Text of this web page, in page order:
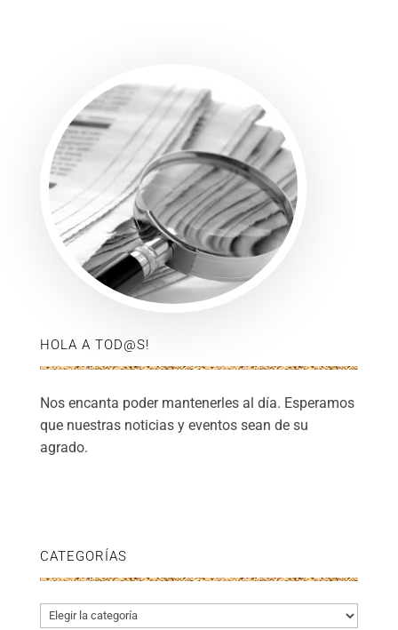
HOLA A TOD@S!
Nos encanta poder mantenerles al día. Esperamos
que nuestras noticias y eventos sean de su
agrado.
CATEGORÍAS
Categorías